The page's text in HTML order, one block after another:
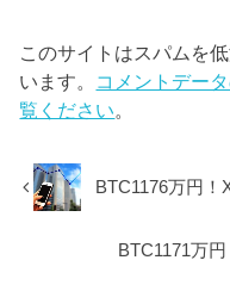
このサイトはスパムを
います。 コメントデー
覧ください。
BTC1176万円！
BTC1171万